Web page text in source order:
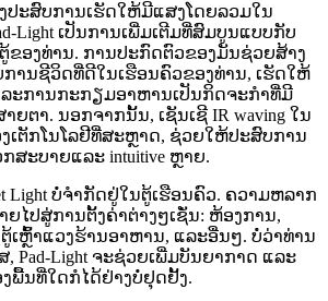
ປະສົບການເຮັດໃຫ້ມີແສງໂດຍລວມໃນ
Light ເປັນການເພີ່ມເຕີມທີ່ສົມບູນແບບກັບ
ຂອງທ່ານ. ການປະກົດຕົວຂອງມັນຊ່ວຍສ້າງ
ານຊີວິດທີ່ດີໃນເຮືອນຄົວຂອງທ່ານ, ເຮັດໃຫ້
ະການກະກຽມອາຫານເປັນກິດຈະກໍາທີ່ມີ
ຕາ. ນອກຈາກນັ້ນ, ເຊັນເຊີ IR waving ໃນ
ເຕັກໂນໂລຢີທີ່ສະຫຼາດ, ຊ່ວຍໃຫ້ປະສົບການ
ສະບາຍແລະ intuitive ຫຼາຍ.
Light ບໍ່ຈໍາກັດຢູ່ໃນຕູ້ເຮືອນຄົວ. ຄວາມຫລາກ
ໄປສູ່ການຕັ້ງຄ່າຕ່າງໆເຊັ່ນ: ຫ້ອງການ,
ເຫຼົ້າແວງຮ້ານອາຫານ, ແລະອື່ນໆ. ບໍ່ວ່າທ່ານ
Pad-Light ຈະຊ່ວຍເພີ່ມບັນຍາກາດ ແລະ
ພື້ນທີ່ໃດກໍໄດ້ຢ່າງບໍ່ຢຸດຢັ້ງ.